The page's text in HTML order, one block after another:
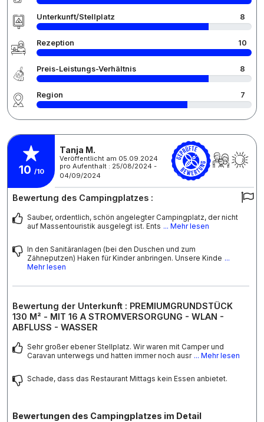
Unterkunft/Stellplatz 8
Rezeption 10
Preis-Leistungs-Verhältnis 8
Region 7
10 /10
Tanja M.
Veröffentlicht am 05.09.2024
pro Aufenthalt : 25/08/2024 -
04/09/2024
Bewertung des Campingplatzes :
Sauber, ordentlich, schön angelegter Campingplatz, der nicht
auf Massentouristik ausgelegt ist. Ents ... Mehr lesen
In den Sanitäranlagen (bei den Duschen und zum
Zähneputzen) Haken für Kinder anbringen. Unsere Kinde ...
Mehr lesen
Bewertung der Unterkunft : PREMIUMGRUNDSTÜCK
130 M² - MIT 16 A STROMVERSORGUNG - WLAN -
ABFLUSS - WASSER
Sehr großer ebener Stellplatz. Wir waren mit Camper und
Caravan unterwegs und hatten immer noch ausr ... Mehr lesen
Schade, dass das Restaurant Mittags kein Essen anbietet.
Bewertungen des Campingplatzes im Detail